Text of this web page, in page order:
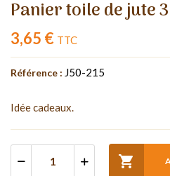
Panier toile de jute
3,65 € TTC
Référence : J50-215
Idée cadeaux.
